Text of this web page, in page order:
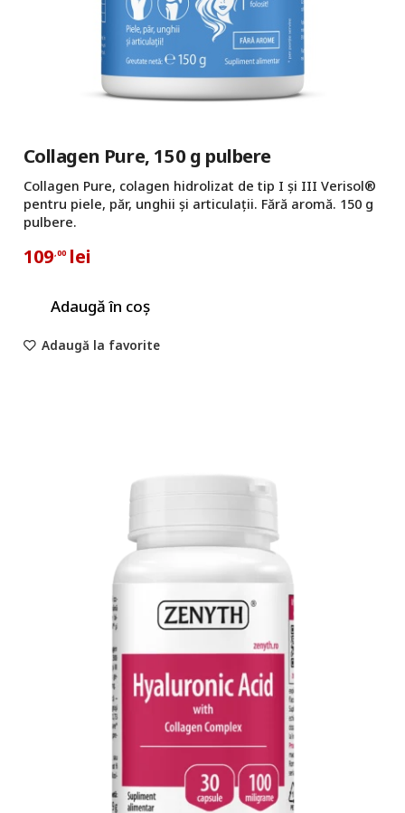
Collagen Pure, 150 g pulbere
Collagen Pure, colagen hidrolizat de tip I și III Verisol®
pentru piele, păr, unghii și articulații. Fără aromă. 150 g
pulbere.
109,00 lei
Adaugă în coș
Adaugă la favorite